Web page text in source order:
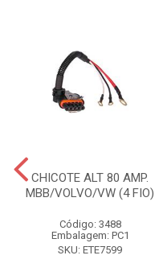
CHICOTE ALT 80 AMP.
MBB/VOLVO/VW (4 FIO)
Código: 3488
Embalagem: PC1
SKU: ETE7599